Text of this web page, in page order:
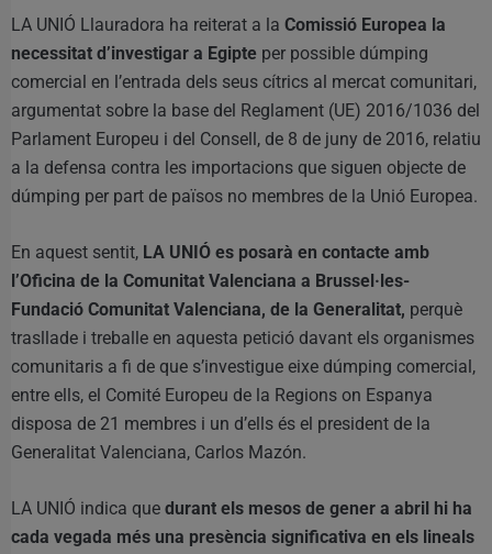
LA UNIÓ Llauradora ha reiterat a la Comissió Europea la
necessitat d’investigar a Egipte per possible dúmping
comercial en l’entrada dels seus cítrics al mercat comunitari,
argumentat sobre la base del Reglament (UE) 2016/1036 del
Parlament Europeu i del Consell, de 8 de juny de 2016, relatiu
a la defensa contra les importacions que siguen objecte de
dúmping per part de països no membres de la Unió Europea.
En aquest sentit, LA UNIÓ es posarà en contacte amb
l’Oficina de la Comunitat Valenciana a Brussel·les-
Fundació Comunitat Valenciana, de la Generalitat, perquè
trasllade i treballe en aquesta petició davant els organismes
comunitaris a fi de que s’investigue eixe dúmping comercial,
entre ells, el Comité Europeu de la Regions on Espanya
disposa de 21 membres i un d’ells és el president de la
Generalitat Valenciana, Carlos Mazón.
LA UNIÓ indica que durant els mesos de gener a abril hi ha
cada vegada més una presència significativa en els lineals